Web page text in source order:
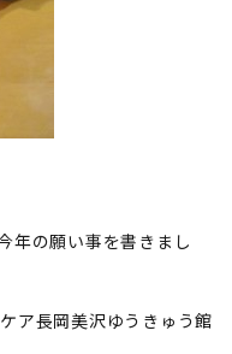
年の願い事を書きまし
ア長岡美沢ゆうきゅう館